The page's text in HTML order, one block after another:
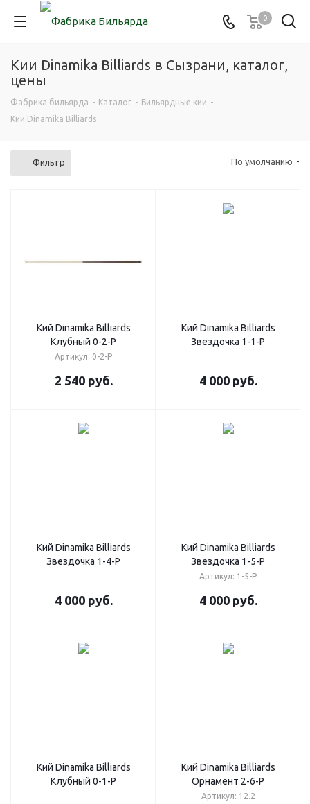
0
Кии Dinamika Billiards в Сызрани, каталог,
цены
Фабрика бильярда - Каталог - Бильярдные кии -
Кии Dinamika Billiards
Фильтр По умолчанию
Кий Dinamika Billiards
Клубный 0-2-Р
Артикул: 0-2-Р
2 540руб.
Кий Dinamika Billiards
Звездочка 1-1-Р
4 000руб.
Кий Dinamika Billiards
Звездочка 1-4-Р
4 000руб.
Кий Dinamika Billiards
Звездочка 1-5-Р
Артикул: 1-5-Р
4 000руб.
Кий Dinamika Billiards
Клубный 0-1-Р
Кий Dinamika Billiards
Орнамент 2-6-Р
Артикул: 12.2